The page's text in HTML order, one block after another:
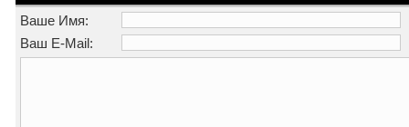
Ваше Имя:
Ваш E-Mail: